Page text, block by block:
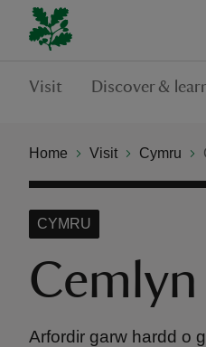
Visit Discover &
Home Visit Cymru
Cemlyn
CYMRU
Arfordir garw hardd o